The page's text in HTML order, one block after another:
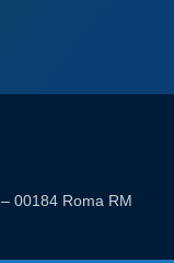
00184 Roma RM